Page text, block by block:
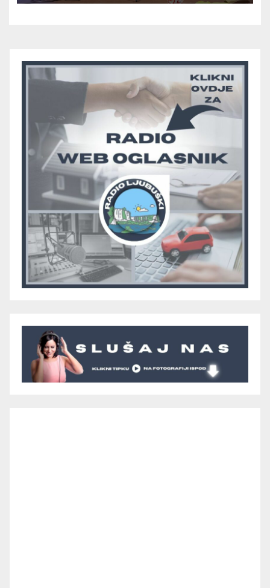
skupini “A”, seniori Teskere
Grma “vratio u igru”